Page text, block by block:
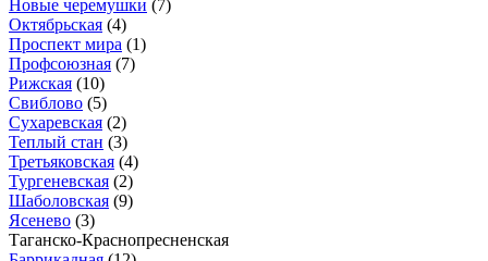
Новые черемушки (7)
Октябрьская (4)
Проспект мира (1)
Профсоюзная (7)
Рижская (10)
Свиблово (5)
Сухаревская (2)
Теплый стан (3)
Третьяковская (4)
Тургеневская (2)
Шаболовская (9)
Ясенево (3)
Таганско-Краснопресненская